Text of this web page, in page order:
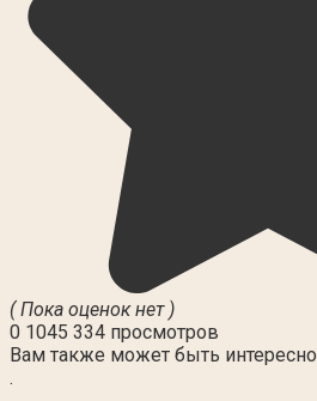
( Пока оценок нет )
0 1045 334 просмотров
Вам также может быть интересно
.